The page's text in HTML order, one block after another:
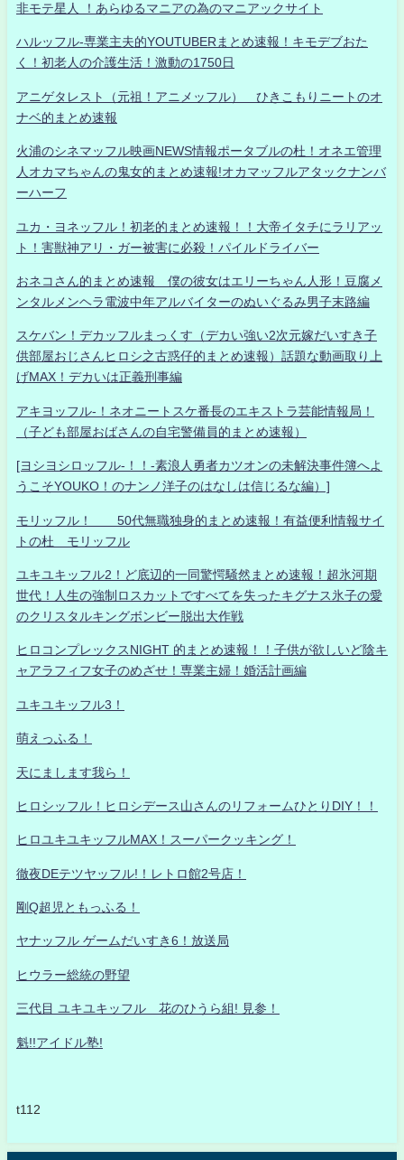
非モテ星人 ！あらゆるマニアの為のマニアックサイト
ハルッフル-専業主夫的YOUTUBERまとめ速報！キモデブおた
く！初老人の介護生活！激動の1750日
アニゲタレスト（元祖！アニメッフル） ひきこもりニートのオ
ナベ的まとめ速報
火浦のシネマッフル映画NEWS情報ポータブルの杜！オネエ管理
人オカマちゃんの鬼女的まとめ速報!オカマッフルアタックナンバ
ーハーフ
ユカ・ヨネッフル！初老的まとめ速報！！大帝イタチにラリアッ
ト！害獣神アリ・ガー被害に必殺！パイルドライバー
おネコさん的まとめ速報 僕の彼女はエリーちゃん人形！豆腐メ
ンタルメンヘラ電波中年アルバイターのぬいぐるみ男子末路編
スケバン！デカッフルまっくす（デカい強い2次元嫁だいすき子
供部屋おじさんヒロシ之古惑仔的まとめ速報）話題な動画取り上
げMAX！デカいは正義刑事編
アキヨッフル-！ネオニートスケ番長のエキストラ芸能情報局！
（子ども部屋おばさんの自宅警備員的まとめ速報）
[ヨシヨシロッフル-！！-素浪人勇者カツオンの未解決事件簿へよ
うこそYOUKO！のナンノ洋子のはなしは信じるな編）]
モリッフル！ 50代無職独身的まとめ速報！有益便利情報サイ
トの杜 モリッフル
ユキユキッフル2！ど底辺的一同驚愕騒然まとめ速報！超氷河期
世代！人生の強制ロスカットですべてを失ったキグナス氷子の愛
のクリスタルキングボンビー脱出大作戦
ヒロコンプレックスNIGHT 的まとめ速報！！子供が欲しいど陰キ
ャアラフィフ女子のめざせ！専業主婦！婚活計画編
ユキユキッフル3！
萌えっふる！
天にまします我ら！
ヒロシッフル！ヒロシデース山さんのリフォームひとりDIY！！
ヒロユキユキッフルMAX！スーパークッキング！
徹夜DEテツヤッフル!！レトロ館2号店！
剛Q超児ともっふる！
ヤナッフル ゲームだいすき6！放送局
ヒウラー総統の野望
三代目 ユキユキッフル 花のひうら組! 見参！
魁!!アイドル塾!
t112